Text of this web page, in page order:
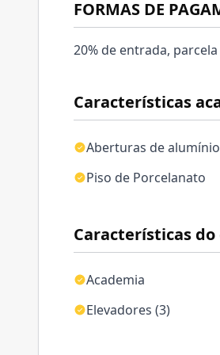
Características
Aberturas de alumínio
Piso de Porcelanato
Características
Academia
Elevadores (3)
FORMAS DE
20% de entrada,